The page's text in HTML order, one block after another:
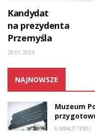
Kandydat
na prezydenta
Przemyśla
29.01.2024
NAJNOWSZE
Muzeum
6 MINUT TEMU